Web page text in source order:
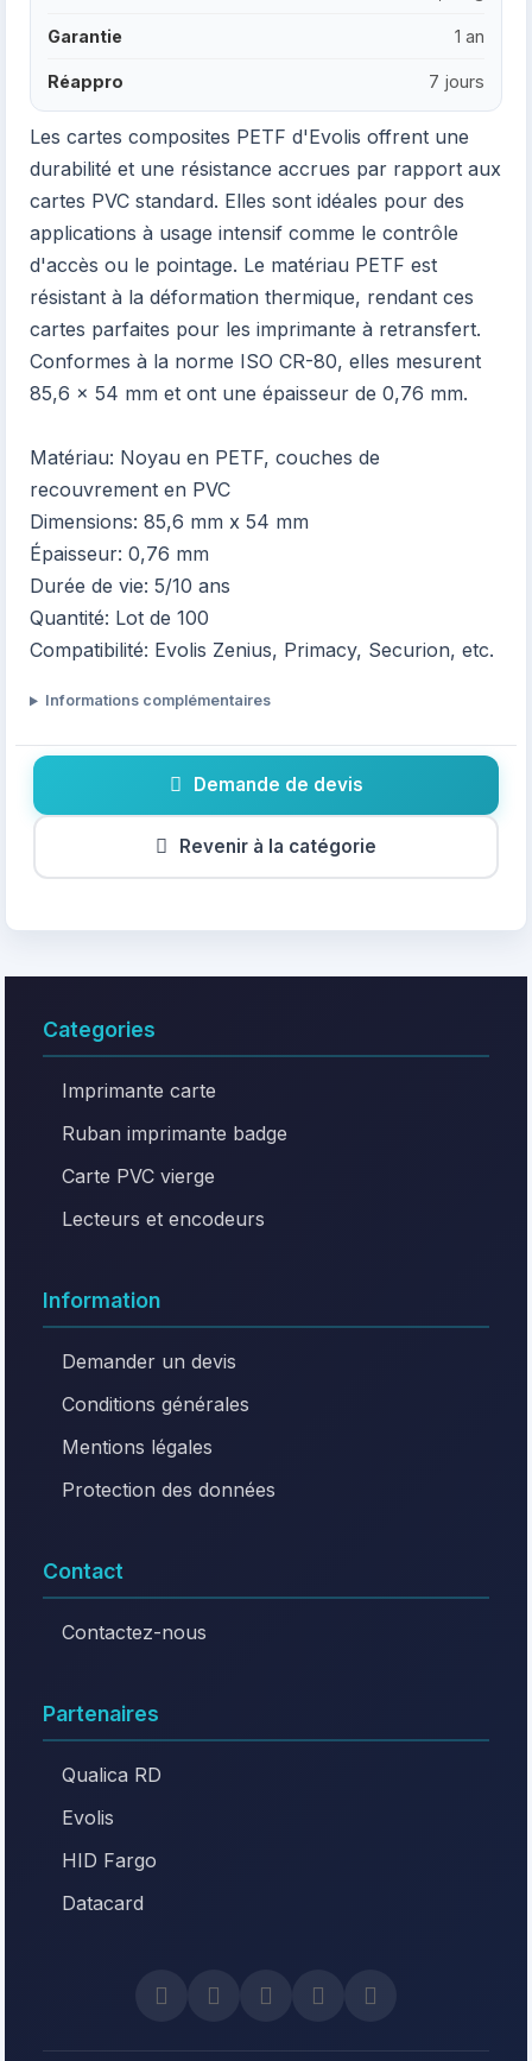
Garantie 1 an
Réappro 7 jours
Les cartes composites PETF d'Evolis offrent une
durabilité et une résistance accrues par rapport aux
cartes PVC standard. Elles sont idéales pour des
applications à usage intensif comme le contrôle
d'accès ou le pointage. Le matériau PETF est
résistant à la déformation thermique, rendant ces
cartes parfaites pour les imprimante à retransfert.
Conformes à la norme ISO CR-80, elles mesurent
85,6 x 54 mm et ont une épaisseur de 0,76 mm.
Matériau: Noyau en PETF, couches de
recouvrement en PVC
Dimensions: 85,6 mm x 54 mm
Épaisseur: 0,76 mm
Durée de vie: 5/10 ans
Quantité: Lot de 100
Compatibilité: Evolis Zenius, Primacy, Securion, etc.
Informations complémentaires
Demande de devis
Revenir à la catégorie
Categories
Imprimante carte
Ruban imprimante badge
Carte PVC vierge
Lecteurs et encodeurs
Information
Demander un devis
Conditions générales
Mentions légales
Protection des données
Contact
Contactez-nous
Partenaires
Qualica RD
Evolis
HID Fargo
Datacard